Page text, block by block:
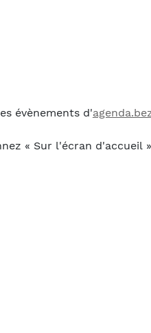
évènements d'
« Sur l'écran d'accueil